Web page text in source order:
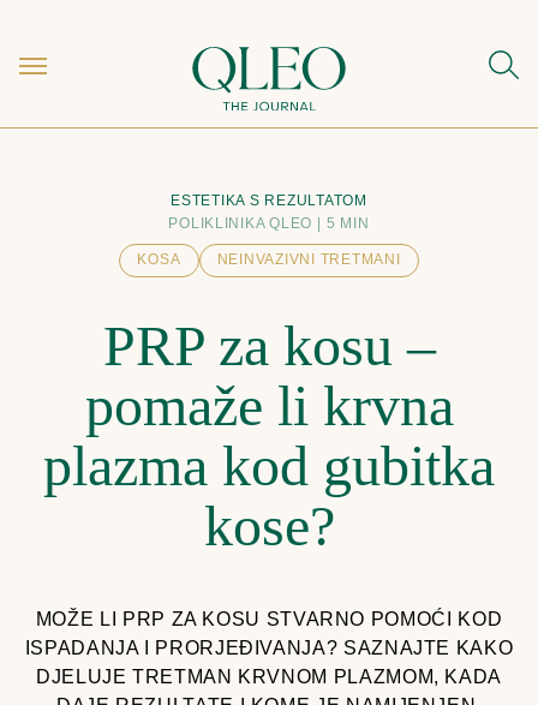
ESTETIKA S REZULTATOM
POLIKLINIKA QLEO
5 MIN
KOSA NEINVAZIVNI TRETMANI
PRP za kosu –
pomaže li krvna
plazma kod gubitka
kose?
MOŽE LI PRP ZA KOSU STVARNO POMOĆI KOD
ISPADANJA I PRORJEĐIVANJA? SAZNAJTE KAKO
DJELUJE TRETMAN KRVNOM PLAZMOM, KADA